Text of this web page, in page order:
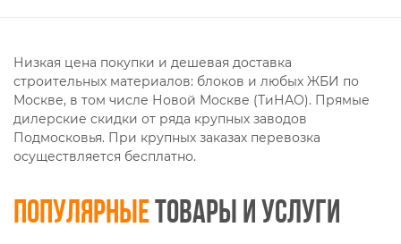
Низкая цена покупки и дешевая доставка
строительных материалов: блоков и любых ЖБИ по
Москве, в том числе Новой Москве (ТиНАО). Прямые
дилерские скидки от ряда крупных заводов
Подмосковья. При крупных заказах перевозка
осуществляется бесплатно.
Популярные товары и услуги